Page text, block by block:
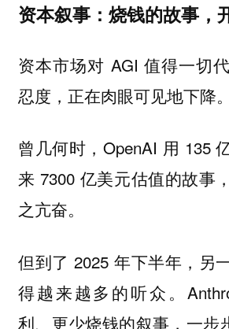
资本叙事：烧钱的故事，
资本市场对 AGI 值得一切
忍度，正在肉眼可见地下降。
曾几何时，OpenAI 用 135
来 7300 亿美元估值的故事
之亢奋。
但到了 2025 年下半年，另
得越来越多的听众。
利、更少烧钱的叙事，一步